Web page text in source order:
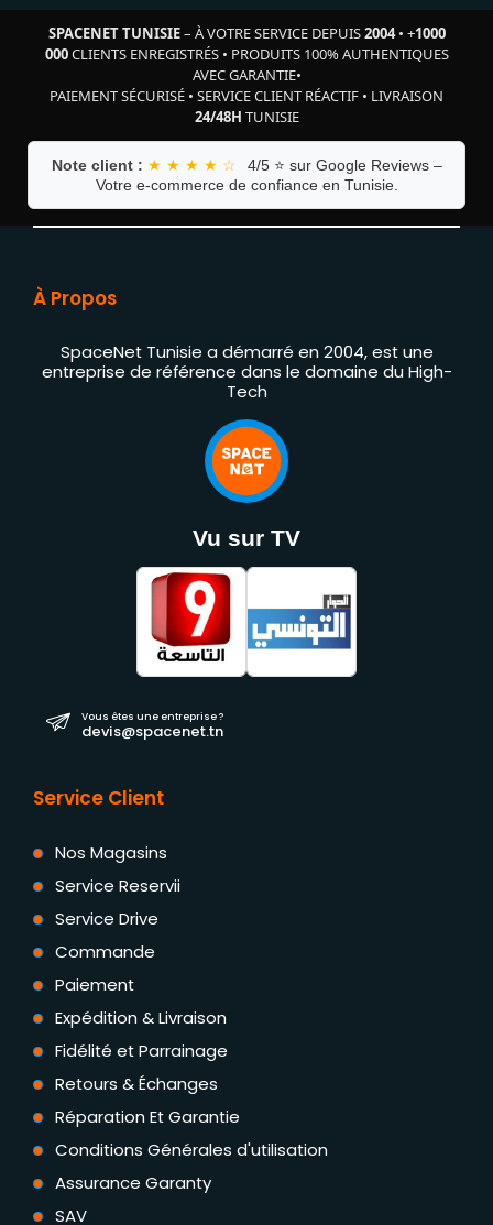
SPACENET TUNISIE– À VOTRE SERVICE DEPUIS2004• +1000
000CLIENTS ENREGISTRÉS• PRODUITS 100% AUTHENTIQUES
AVEC GARANTIE•
PAIEMENT SÉCURISÉ • SERVICE CLIENT RÉACTIF • LIVRAISON
24/48H TUNISIE
Note client : ★ ★ ★ ★ ☆
4/5 ⭐ sur Google Reviews –
Votre e-commerce de confiance en Tunisie.
À Propos
SpaceNet Tunisie a démarré en 2004, est une
entreprise de référence dans le domaine du High-
Tech
Vu sur TV
Vous êtes une entreprise ?
devis@spacenet.tn
Service Client
Nos Magasins
Service Reservii
Service Drive
Commande
Paiement
Expédition & Livraison
Fidélité et Parrainage
Retours & Échanges
Réparation Et Garantie
Conditions Générales d'utilisation
Assurance Garanty
SAV